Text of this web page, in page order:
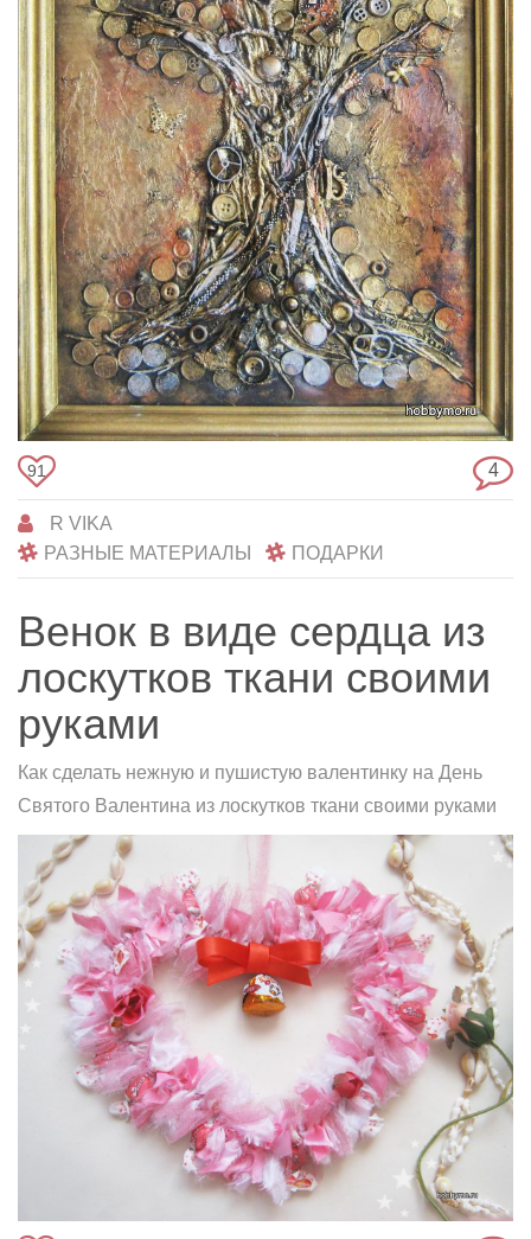
91 4
R VIKA
РАЗНЫЕ МАТЕРИАЛЫ
ПОДАРКИ
Венок в виде сердца из
лоскутков ткани своими
руками
Как сделать нежную и пушистую валентинку на День
Святого Валентина из лоскутков ткани своими руками